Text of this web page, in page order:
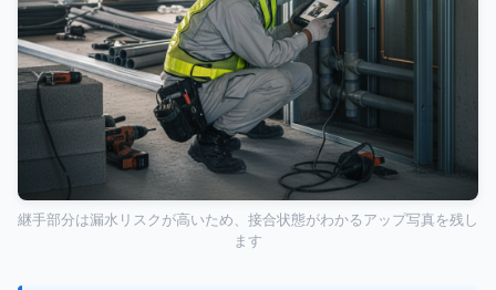
継手部分は漏水リスクが高いため、接合状態がわかるアップ写真を残し
ます